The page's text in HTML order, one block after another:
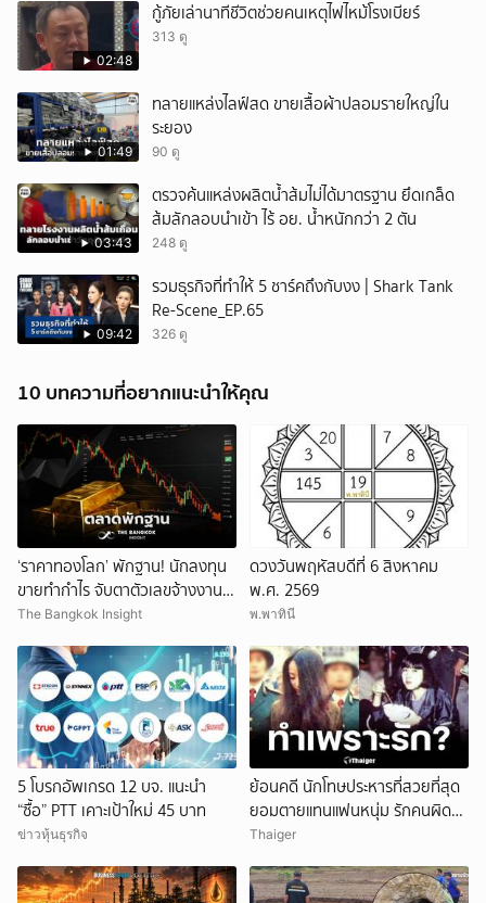
02:48
กู้ภัยเล่านาทีชีวิตช่วยคนเหตุไฟไหม้โรงเบียร์
313 ดู
01:49
ทลายแหล่งไลฟ์สด ขายเสื้อผ้าปลอมรายใหญ่ใน
ระยอง
90 ดู
03:43
ตรวจค้นแหล่งผลิตน้ำส้มไม่ได้มาตรฐาน ยึดเกล็ด
ส้มลักลอบนำเข้า ไร้ อย. น้ำหนักกว่า 2 ตัน
248 ดู
09:42
รวมธุรกิจที่ทำให้ 5 ชาร์คถึงกับงง | Shark Tank
Re-Scene_EP.65
326 ดู
10 บทความที่อยากแนะนำให้คุณ
‘ราคาทองโลก’ พักฐาน! นักลงทุน
ขายทำกำไร จับตาตัวเลขจ้างงาน
สหรัฐ
The Bangkok Insight
ดวงวันพฤหัสบดีที่ 6 สิงหาคม
พ.ศ. 2569
พ.พาทินี
5 โบรกอัพเกรด 12 บจ. แนะนำ
“ซื้อ” PTT เคาะเป้าใหม่ 45 บาท
ข่าวหุ้นธุรกิจ
ย้อนคดี นักโทษประหารที่สวยที่สุด
ยอมตายแทนแฟนหนุ่ม รักคนผิด
ชีวิตดิ่งเหว
Thaiger